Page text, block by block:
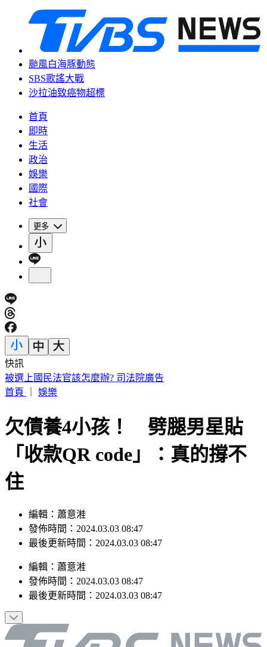
颱風白海豚動態
SBS歌謠大戰
沙拉油致癌物超標
首頁
即時
生活
政治
娛樂
國際
社會
更多
快訊
快訊／財神爺不在家 威力彩頭獎、二獎雙槓龜
首頁
娛樂
欠債養4小孩！ 劈腿男星貼
「收款QR code」：真的撐不
住
編輯：蕭意溎
發佈時間：2024.03.03 08:47
最後更新時間：2024.03.03 08:47
編輯 ： 蕭意溎
發佈時間： 2024.03.03 08:47
最後更新時間： 2024.03.03 08:47